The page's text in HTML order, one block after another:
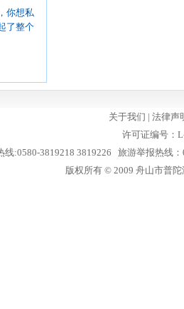
你想私
了整个
关于我们 | 法律声
许可证编号：
线:0580-3819218 3819226 旅游举报热线
版权所有 © 2009 舟山市普